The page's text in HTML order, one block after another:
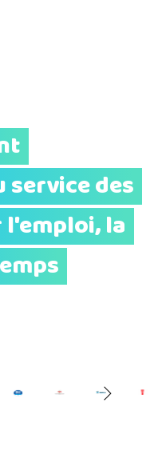
service des
la